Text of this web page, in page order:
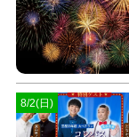
8/2(日)